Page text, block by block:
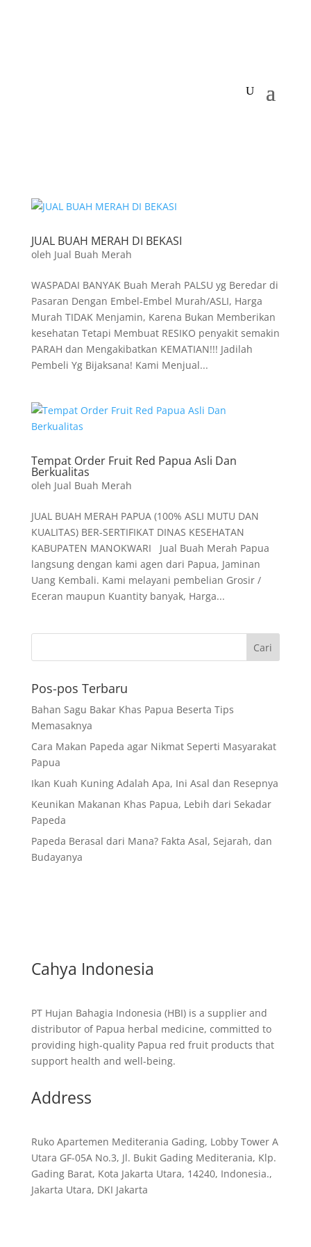
JUAL BUAH MERAH DI BEKASI
oleh Jual Buah Merah
WASPADAI BANYAK Buah Merah PALSU yg Beredar di
Pasaran Dengan Embel-Embel Murah/ASLI, Harga
Murah TIDAK Menjamin, Karena Bukan Memberikan
kesehatan Tetapi Membuat RESIKO penyakit semakin
PARAH dan Mengakibatkan KEMATIAN!!! Jadilah
Pembeli Yg Bijaksana! Kami Menjual...
Tempat Order Fruit Red Papua Asli Dan
Berkualitas
oleh Jual Buah Merah
JUAL BUAH MERAH PAPUA (100% ASLI MUTU DAN
KUALITAS) BER-SERTIFIKAT DINAS KESEHATAN
KABUPATEN MANOKWARI Jual Buah Merah Papua
langsung dengan kami agen dari Papua, Jaminan
Uang Kembali. Kami melayani pembelian Grosir /
Eceran maupun Kuantity banyak, Harga...
Pos-pos Terbaru
Bahan Sagu Bakar Khas Papua Beserta Tips
Memasaknya
Cara Makan Papeda agar Nikmat Seperti Masyarakat
Papua
Ikan Kuah Kuning Adalah Apa, Ini Asal dan Resepnya
Keunikan Makanan Khas Papua, Lebih dari Sekadar
Papeda
Papeda Berasal dari Mana? Fakta Asal, Sejarah, dan
Budayanya
Cahya Indonesia
PT Hujan Bahagia Indonesia (HBI) is a supplier and
distributor of Papua herbal medicine, committed to
providing high-quality Papua red fruit products that
support health and well-being.
Address
Ruko Apartemen Mediterania Gading, Lobby Tower A
Utara GF-05A No.3, Jl. Bukit Gading Mediterania, Klp.
Gading Barat, Kota Jakarta Utara, 14240, Indonesia.,
Jakarta Utara, DKI Jakarta